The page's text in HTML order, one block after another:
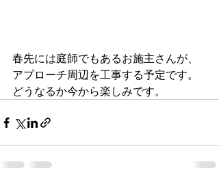
春先には庭師でもあるお施主さんが、
アプローチ周辺を工事する予定です。
どうなるか今から楽しみです。